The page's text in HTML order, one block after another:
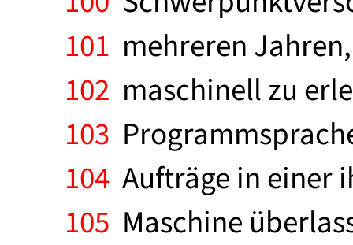
101 mehreren
102 maschinell zu
103
104 Aufträge in einer
105 Maschine